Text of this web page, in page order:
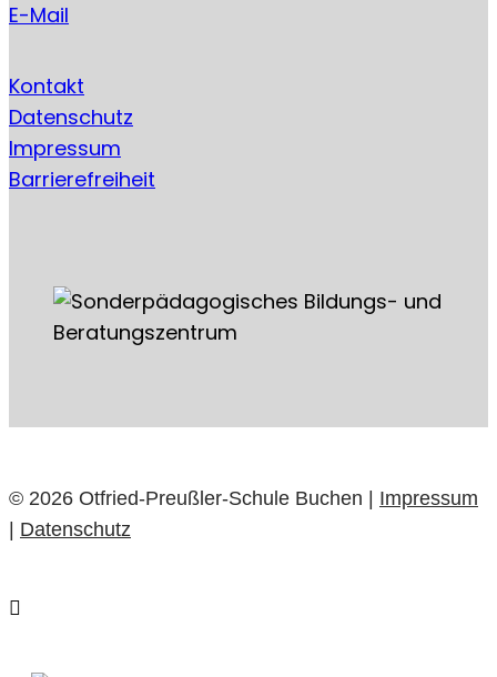
E-Mail
Kontakt
Datenschutz
Impressum
Barrierefreiheit
© 2026 Otfried-Preußler-Schule Buchen | Impressum
Datenschutz